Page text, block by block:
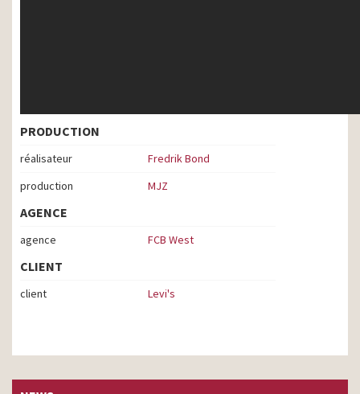
PRODUCTION
réalisateur
Fredrik Bond
production
MJZ
AGENCE
agence FCB West
CLIENT
client Levi's